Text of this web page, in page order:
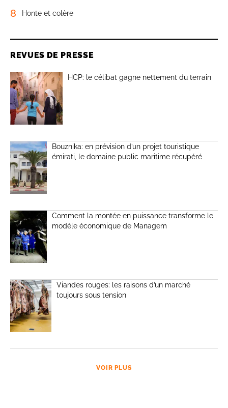
8 Honte et colère
REVUES DE PRESSE
HCP: le célibat gagne nettement du terrain
Bouznika: en prévision d’un projet touristique
émirati, le domaine public maritime récupéré
Comment la montée en puissance transforme le
modèle économique de Managem
Viandes rouges: les raisons d’un marché
toujours sous tension
VOIR PLUS